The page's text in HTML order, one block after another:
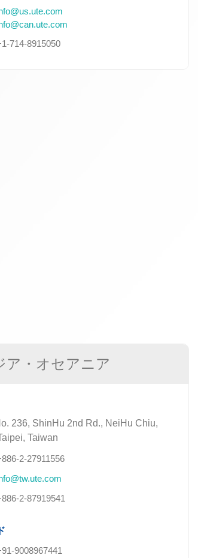
714-8915050
ア・オセアニア
236, ShinHu 2nd Rd., NeiHu Chiu,
Taiwan
2-27911556
2-87919541
9008967441